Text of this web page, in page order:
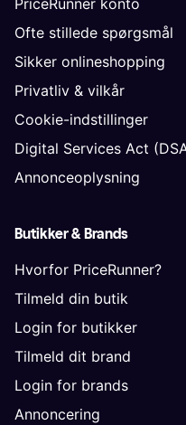
PriceRunner konto
Ofte stillede spørgsmål
Sikker onlineshopping
Privatliv & vilkår
Cookie-indstillinger
Digital Services Act
Annonceoplysning
Butikker & Brands
Hvorfor PriceRunner?
Tilmeld din butik
Login for butikker
Tilmeld dit brand
Login for brands
Annoncering